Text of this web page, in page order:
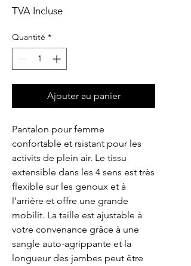
TVA Incluse
Quantité *
Ajouter au panier
Pantalon pour femme
confortable et rsistant pour les
activits de plein air. Le tissu
extensible dans les 4 sens est très
flexible sur les genoux et à
l'arrière et offre une grande
mobilit. La taille est ajustable à
votre convenance grâce à une
sangle auto-agrippante et la
longueur des jambes peut être